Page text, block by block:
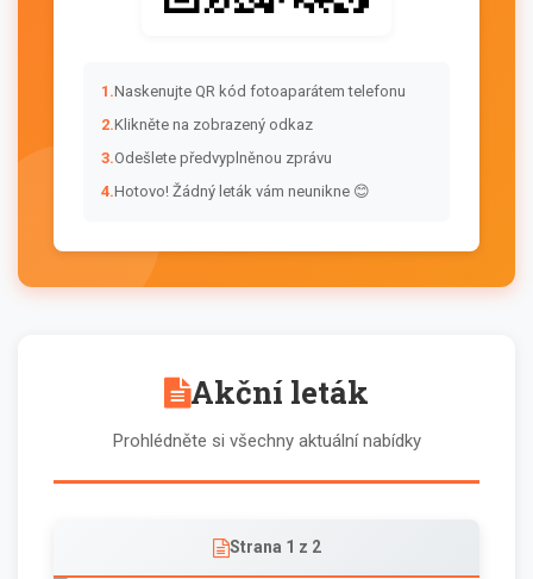
1.Naskenujte QR kód fotoaparátem telefonu
2.Klikněte na zobrazený odkaz
3.Odešlete předvyplněnou zprávu
4.Hotovo! Žádný leták vám neunikne 😊
Akční leták
Prohlédněte si všechny aktuální nabídky
Strana 1 z 2